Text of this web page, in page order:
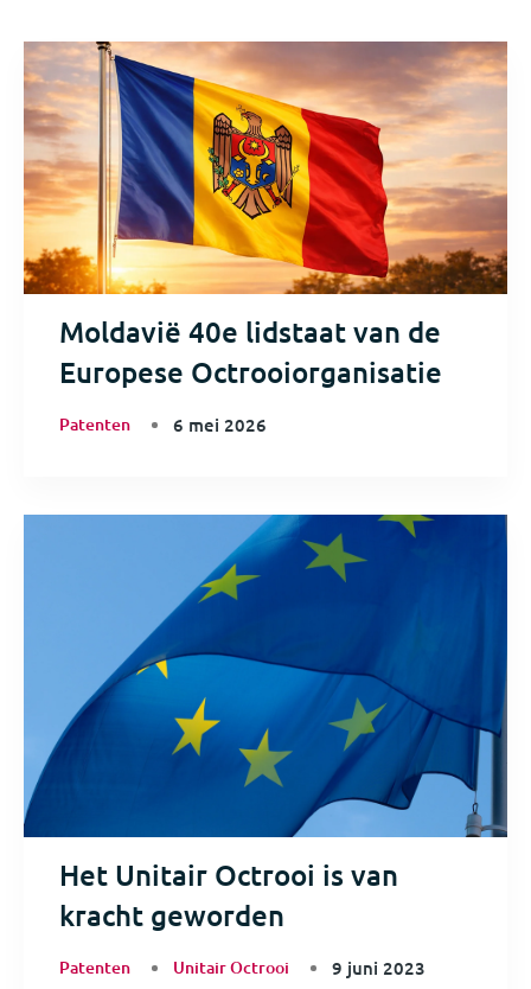
Moldavië 40e lidstaat van de
Europese Octrooiorganisatie
Patenten 6 mei 2026
Het Unitair Octrooi is van
kracht geworden
Patenten Unitair Octrooi 9 juni 2023